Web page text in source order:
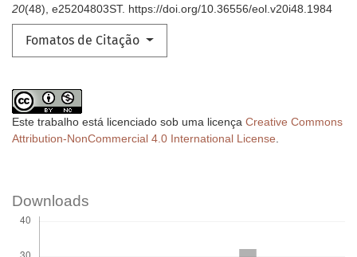
20(48), e25204803ST. https://doi.org/10.36556/eol.v20i48.1984
Fomatos de Citação
Este trabalho está licenciado sob uma licença Creative Commons
Attribution-NonCommercial 4.0 International License.
Downloads